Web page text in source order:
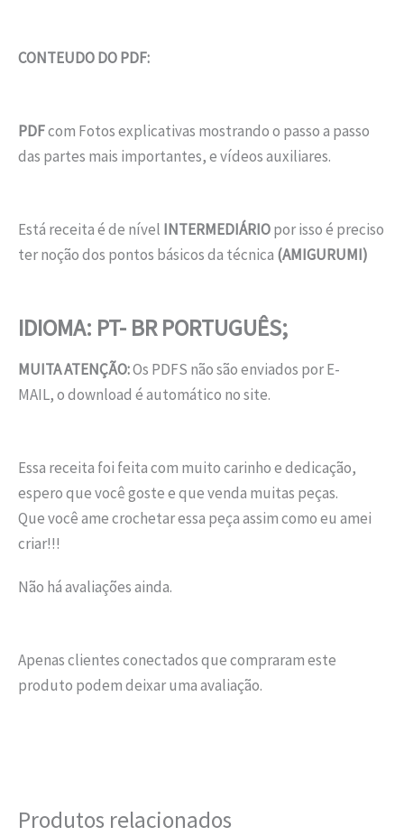
CONTEUDO DO PDF:
PDFcom Fotos explicativas mostrando o passo a passo
das partes mais importantes, e vídeos auxiliares.
Está receita é de nível INTERMEDIÁRIOpor isso é preciso
ter noção dos pontos básicos da técnica (AMIGURUMI)
IDIOMA: PT- BR PORTUGUÊS;
MUITA ATENÇÃO:Os PDFS não são enviados por E-
MAIL, o download é automático no site.
Essa receita foi feita com muito carinho e dedicação,
espero que você goste e que venda muitas peças.
Que você ame crochetar essa peça assim como eu amei
criar!!!
Não há avaliações ainda.
Apenas clientes conectados que compraram este
produto podem deixar uma avaliação.
Produtos relacionados